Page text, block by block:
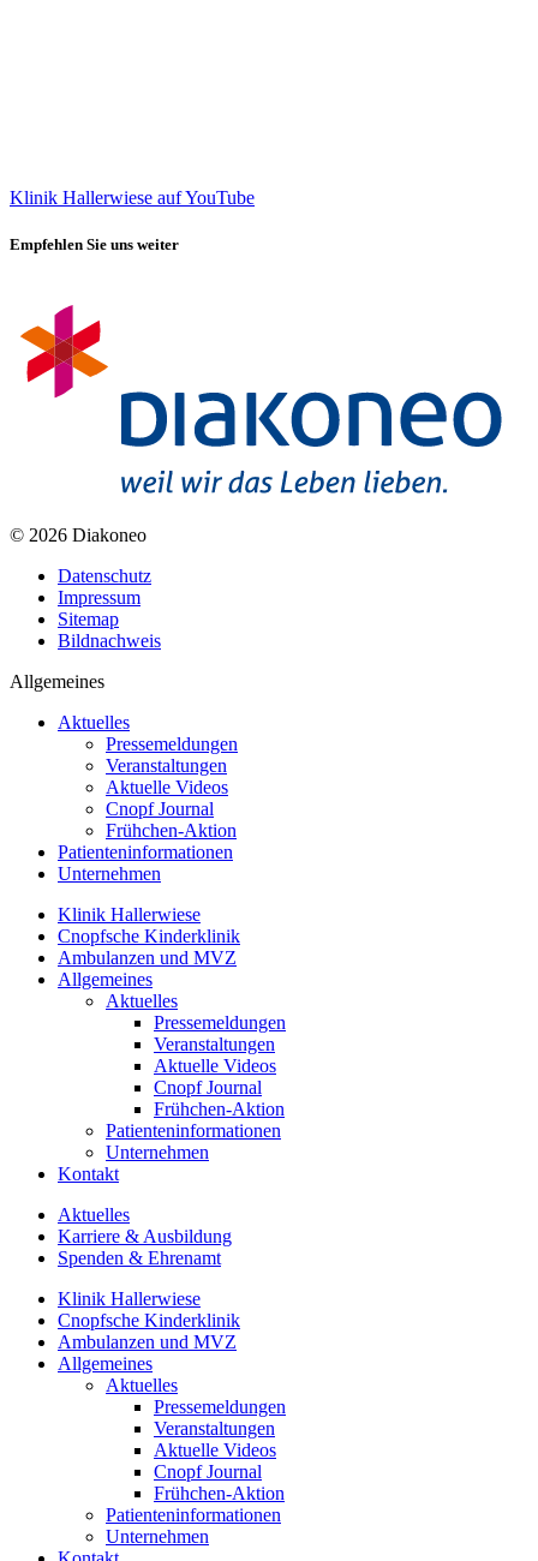
Klinik Hallerwiese auf YouTube
Empfehlen Sie uns weiter
© 2026 Diakoneo
Datenschutz
Impressum
Sitemap
Bildnachweis
Allgemeines
Aktuelles
Pressemeldungen
Veranstaltungen
Aktuelle Videos
Cnopf Journal
Frühchen-Aktion
Patienteninformationen
Unternehmen
Klinik Hallerwiese
Cnopfsche Kinderklinik
Ambulanzen und MVZ
Allgemeines
Aktuelles
Pressemeldungen
Veranstaltungen
Aktuelle Videos
Cnopf Journal
Frühchen-Aktion
Patienteninformationen
Unternehmen
Kontakt
Aktuelles
Karriere & Ausbildung
Spenden & Ehrenamt
Klinik Hallerwiese
Cnopfsche Kinderklinik
Ambulanzen und MVZ
Allgemeines
Aktuelles
Pressemeldungen
Veranstaltungen
Aktuelle Videos
Cnopf Journal
Frühchen-Aktion
Patienteninformationen
Unternehmen